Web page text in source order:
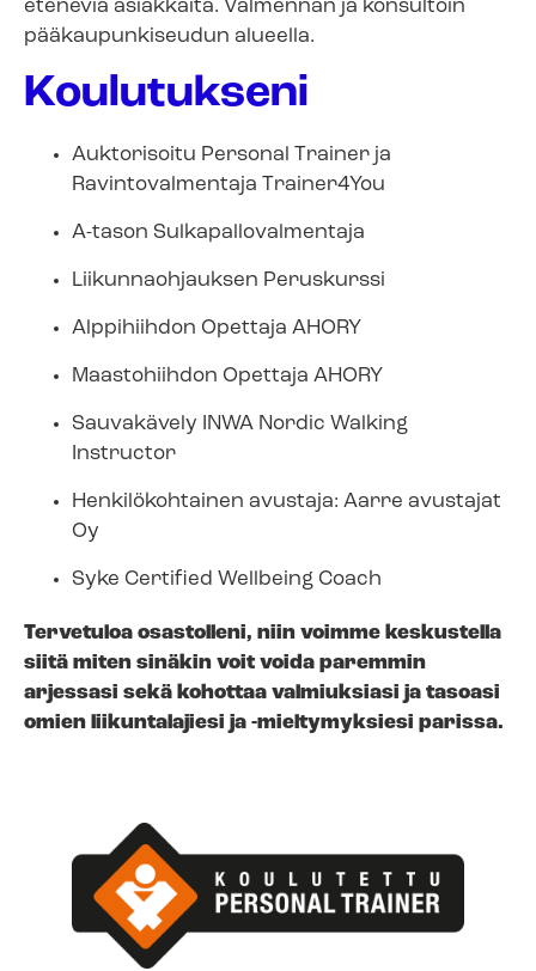
eteneviä asiakkaita. Valmennan ja konsultoin
pääkaupunkiseudun alueella.
Koulutukseni
Auktorisoitu Personal Trainer ja
Ravintovalmentaja Trainer4You
A-tason Sulkapallovalmentaja
Liikunnaohjauksen Peruskurssi
Alppihiihdon Opettaja AHORY
Maastohiihdon Opettaja AHORY
Sauvakävely INWA Nordic Walking
Instructor
Henkilökohtainen avustaja: Aarre avustajat
Oy
Syke Certified Wellbeing Coach
Tervetuloa osastolleni, niin voimme keskustella
siitä miten sinäkin voit voida paremmin
arjessasi sekä kohottaa valmiuksiasi ja tasoasi
omien liikuntalajiesi ja -mieltymyksiesi parissa.